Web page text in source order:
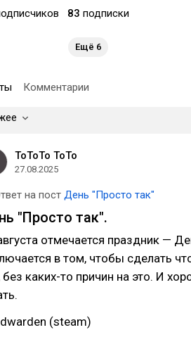
83 подписки
Ещё 6
Комментарии
ToToTo ToTo
27.08.2025
на пост День "Просто так"
"Просто так".
отмечается праздник —
в том, чтобы сделать
без каких-то причин на это. И
(steam)